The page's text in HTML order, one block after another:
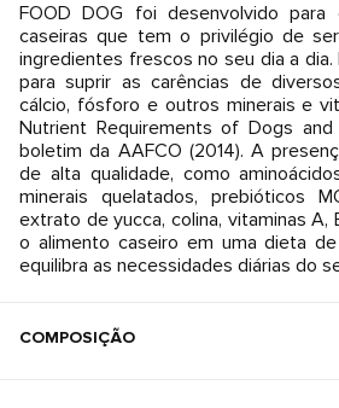
FOOD DOG foi desenvolvido para
caseiras que tem o privilégio de
ingredientes frescos no seu dia a
para suprir as carências de
cálcio, fósforo e outros minerais e
Nutrient Requirements of Dogs
boletim da AAFCO (2014). A
de alta qualidade, como
minerais quelatados, prebióticos
extrato de yucca, colina, vitaminas A,
o alimento caseiro em uma dieta
equilibra as necessidades diárias do
COMPOSIÇÃO